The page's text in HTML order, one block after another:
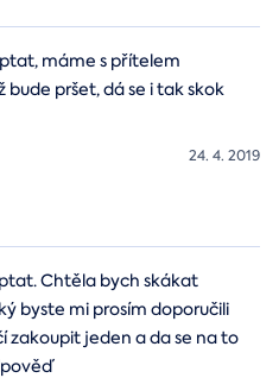
máme s přítelem
bude pršet, dá se i tak skok
24. 4. 2019
Chtěla bych skákat
byste mi prosím doporučili
zakoupit jeden a da se na to